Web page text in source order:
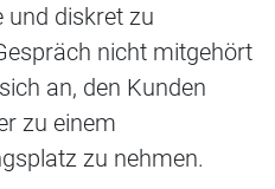
und diskret zu
nicht mitgehört
an, den Kunden
zu einem
zu nehmen.